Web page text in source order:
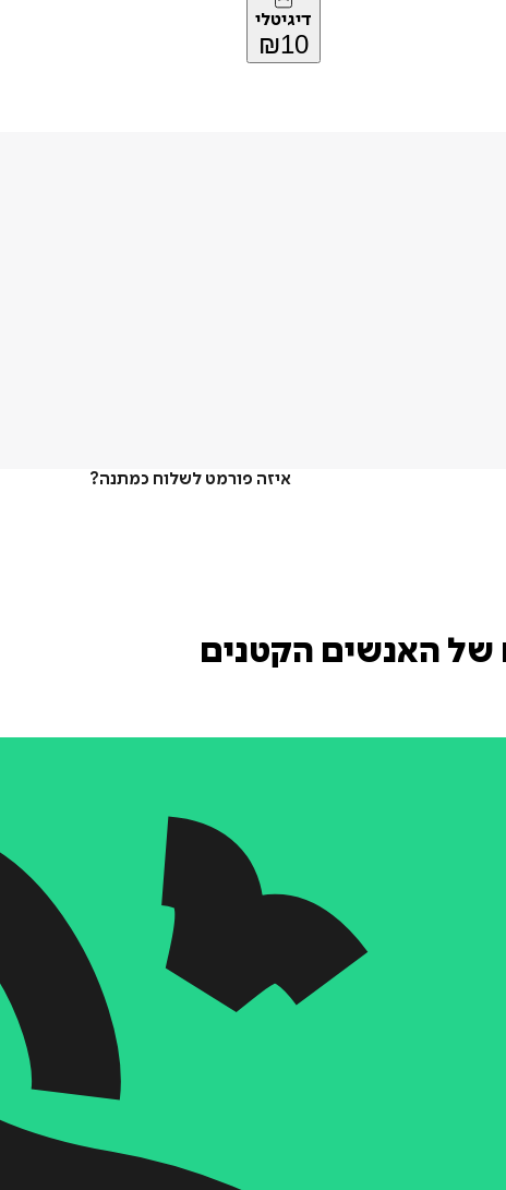
דיגיטלי
₪10
איזה פורמט לשלוח כמתנה?
של האנשים הקטנים